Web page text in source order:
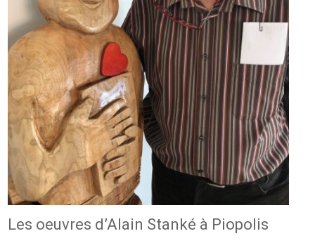
Les oeuvres d’Alain Stanké à Piopolis